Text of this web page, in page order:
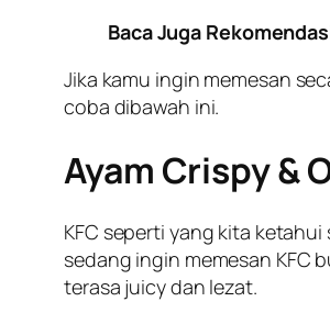
Baca Juga
Jika kamu ingin memesan
coba dibawah ini.
Ayam Crispy &
KFC seperti yang kita
sedang ingin memesan KFC
terasa juicy dan lezat.